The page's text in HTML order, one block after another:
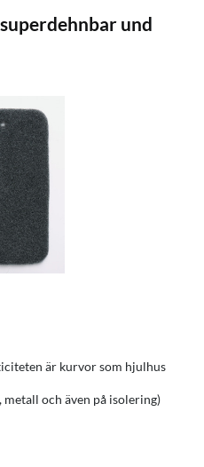
und
är kurvor som hjulhus
och även på isolering)